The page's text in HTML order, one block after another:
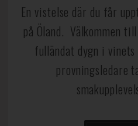
En vistelse där du får
på Öland. Välkommen
fulländat dygn i
provningsledare